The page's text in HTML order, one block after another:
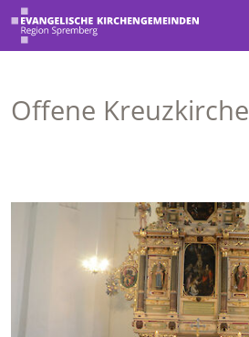
Offene Kreuzkirche